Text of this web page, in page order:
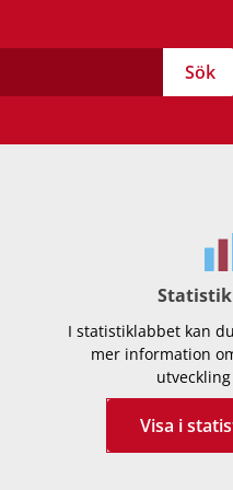
Sök
I statistiklabbet kan
mer information
Visa i